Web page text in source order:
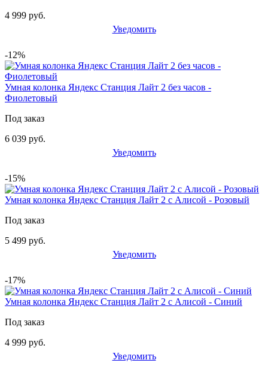
4 999 руб.
Уведомить
-12%
Умная колонка Яндекс Станция Лайт 2 без часов -
Фиолетовый
Под заказ
6 039 руб.
Уведомить
-15%
Умная колонка Яндекс Станция Лайт 2 с Алисой - Розовый
Под заказ
5 499 руб.
Уведомить
-17%
Умная колонка Яндекс Станция Лайт 2 с Алисой - Синий
Под заказ
4 999 руб.
Уведомить